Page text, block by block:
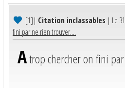
[1]| Citation inclassables | Le
fini par ne rien trouver....
Atrop chercher on fini